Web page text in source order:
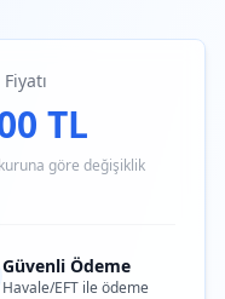
TL
göre değişiklik
Güvenli Ödeme
Havale/EFT ile ödeme